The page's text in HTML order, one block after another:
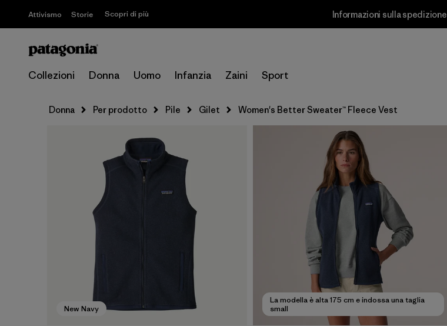
Attivismo Storie Scopri di più Informazioni sulla spedizione
Collezioni Donna Uomo Infanzia Zaini Sport
Donna Per prodotto Pile Gilet Women's Better Sweater™ Fleece Vest
New Navy
La modella è alta 175 cm e indossa una taglia
small